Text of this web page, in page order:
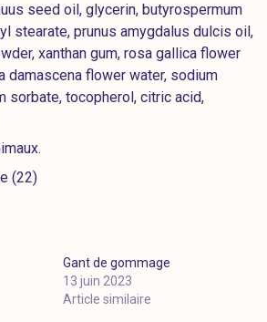
seed oil, glycerin, butyrospermum
stearate, prunus amygdalus dulcis oil,
xanthan gum, rosa gallica flower
damascena flower water, sodium
sorbate, tocopherol, citric acid,
(22)
Gant de gommage
13 juin 2023
Article similaire